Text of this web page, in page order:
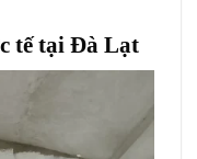
tế tại Đà Lạt